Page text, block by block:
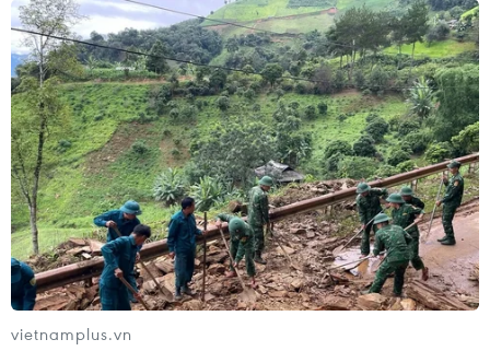
Giá dầu châu Á 'lặng sóng' trong phiên mở
cửa tuần mới 27/2
27/02/2023 04:12
Mở cửa phiên 27/2, tại sàn giao dịch điện tử
Singapore, giá dầu ngọt nhẹ (WTI) giao kỳ hạn giao
dịch ở mức 76,36 USD/thùng, tăng 4 xu Mỹ (0,05%) so
với phiên trước đó.
vietnamplus.vn